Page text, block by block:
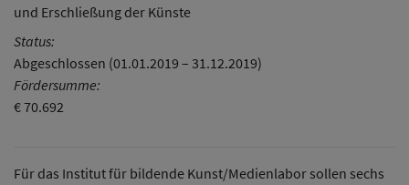
und Erschließung der Künste
Status:
Abgeschlossen (01.01.2019 – 31.12.2019)
Fördersumme:
€ 70.692
Für das Institut für bildende Kunst/Medienlabor sollen sechs